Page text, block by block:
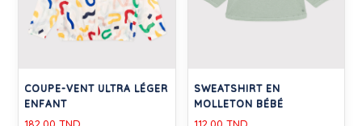
COUPE-VENT ULTRA LÉGER
ENFANT
182,00 TND
SWEATSHIRT EN
MOLLETON BÉBÉ
112,00 TND